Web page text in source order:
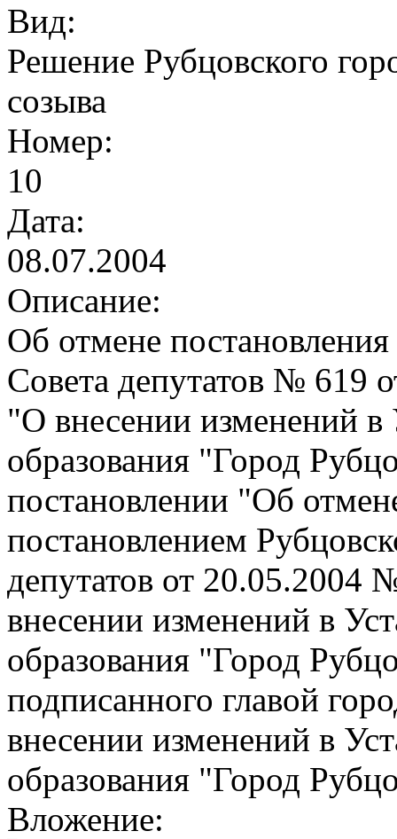
Вид:
Решение Рубцовского
созыва
Номер:
10
Дата:
08.07.2004
Описание:
Об отмене
Совета депутатов № 619
"О внесении изменений в
образования "Город
постановлении "Об
постановлением
депутатов от
внесении изменений в
образования "Город
подписанного главой
внесении изменений в
образования "Город
Вложение: